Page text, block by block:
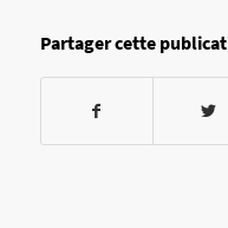
Partager cette